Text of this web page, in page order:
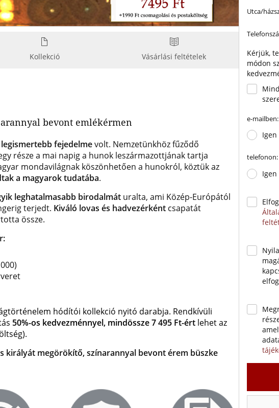
Kollekció Vásárlási feltételek
bevont emlékérmen
fejedelmevolt. Nemzetünkhöz fűződő
része a mai napig a hunok leszármazottjának tartja
mondavilágnak köszönhetően a hunokról, köztük az
a magyarok tudatába.
leghatalmasabb birodalmát uralta, ami Közép-Európától
terjedt. Kiváló lovas és hadvezérként csapatát
össze.
hódítói kollekció nyitó darabja. Rendkívüli
50%-os kedvezménnyel, mindössze 7 495 Ft-ért lehet az
királyát megörökítő, színarannyal bevont érem büszke
Utca/
Kérjük,
módon
e-mailben:
Igen
telefonon:
Igen